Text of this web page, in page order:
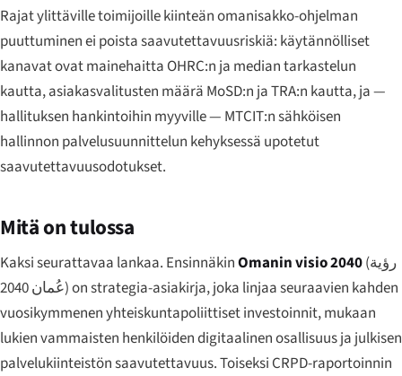
Rajat ylittäville toimijoille kiinteän omanisakko-ohjelman
puuttuminen ei poista saavutettavuusriskiä: käytännölliset
kanavat ovat mainehaitta OHRC:n ja median tarkastelun
kautta, asiakasvalitusten määrä MoSD:n ja TRA:n kautta, ja —
hallituksen hankintoihin myyville — MTCIT:n sähköisen
hallinnon palvelusuunnittelun kehyksessä upotetut
saavutettavuusodotukset.
Mitä on tulossa
Kaksi seurattavaa lankaa. EnsinnäkinOmanin visio 2040(رؤية
عُمان 2040) on strategia-asiakirja, joka linjaa seuraavien kahden
vuosikymmenen yhteiskuntapoliittiset investoinnit, mukaan
lukien vammaisten henkilöiden digitaalinen osallisuus ja julkisen
palvelukiinteistön saavutettavuus. Toiseksi CRPD-raportoinnin